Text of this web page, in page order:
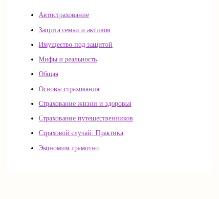
Автострахование
Защита семьи и активов
Имущество под защитой
Мифы и реальность
Общая
Основы страхования
Страхование жизни и здоровья
Страхование путешественников
Страховой случай: Практика
Экономим грамотно